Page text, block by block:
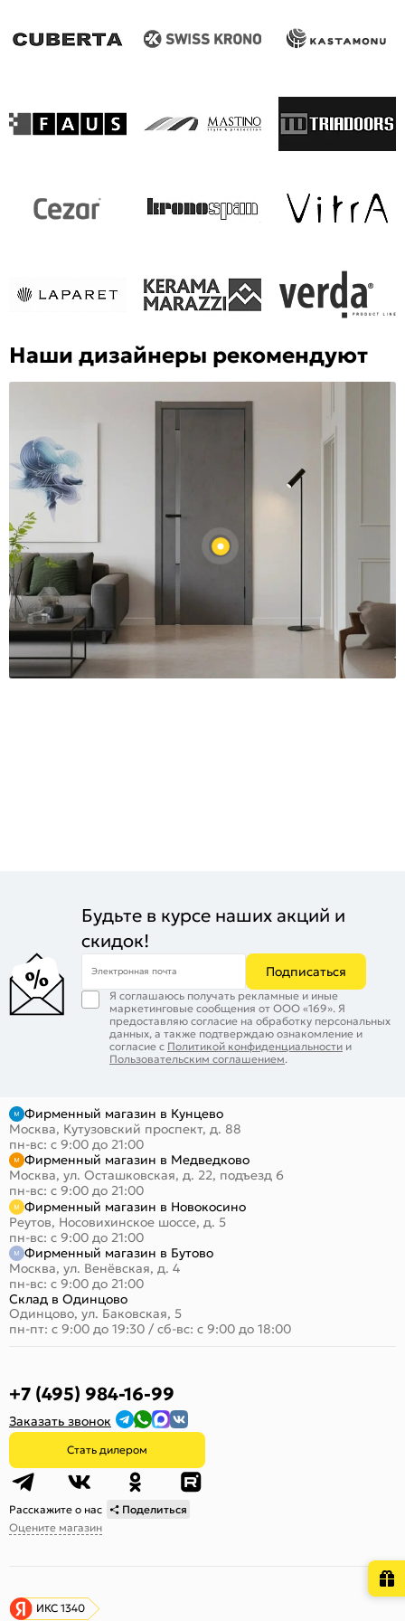
Наши дизайнеры рекомендуют
Будьте в курсе наших акций и
скидок!
Электронная почта Подписаться
Я соглашаюсь получать рекламные и иные
маркетинговые сообщения от ООО «169». Я
предоставляю согласие на обработку персональных
данных, а также подтверждаю ознакомление и
согласие с Политикой конфиденциальности и
Пользовательским соглашением.
Фирменный магазин в Кунцево
Москва, Кутузовский проспект, д. 88
пн-вс: с 9:00 до 21:00
Фирменный магазин в Медведково
Москва, ул. Осташковская, д. 22, подъезд 6
пн-вс: с 9:00 до 21:00
Фирменный магазин в Новокосино
Реутов, Носовихинское шоссе, д. 5
пн-вс: с 9:00 до 21:00
Фирменный магазин в Бутово
Москва, ул. Венёвская, д. 4
пн-вс: с 9:00 до 21:00
Склад в Одинцово
Одинцово, ул. Баковская, 5
пн-пт: с 9:00 до 19:30 / сб-вс: с 9:00 до 18:00
+7 (495) 984-16-99
Заказать звонок
Стать дилером
Расскажите о нас
Поделиться
Оцените магазин
ИКС 1340